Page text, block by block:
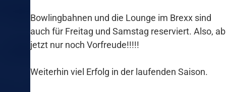
Bowlingbahnen und die Lounge im Brexx sind
auch für Freitag und Samstag reserviert. Also, ab
jetzt nur noch Vorfreude!!!!!
Weiterhin viel Erfolg in der laufenden Saison.